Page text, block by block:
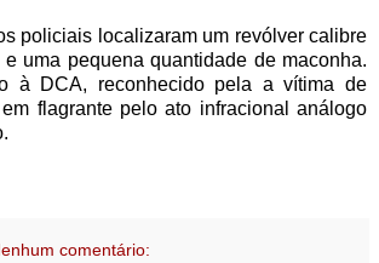
policiais localizaram um revólver calibre
uma pequena quantidade de maconha.
à DCA, reconhecido pela a vítima de
flagrante pelo ato infracional análogo
comentário: